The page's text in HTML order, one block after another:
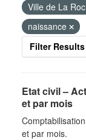
Ville de La
naissance
Filter Results
Etat civil –
et par mois
et par mois.